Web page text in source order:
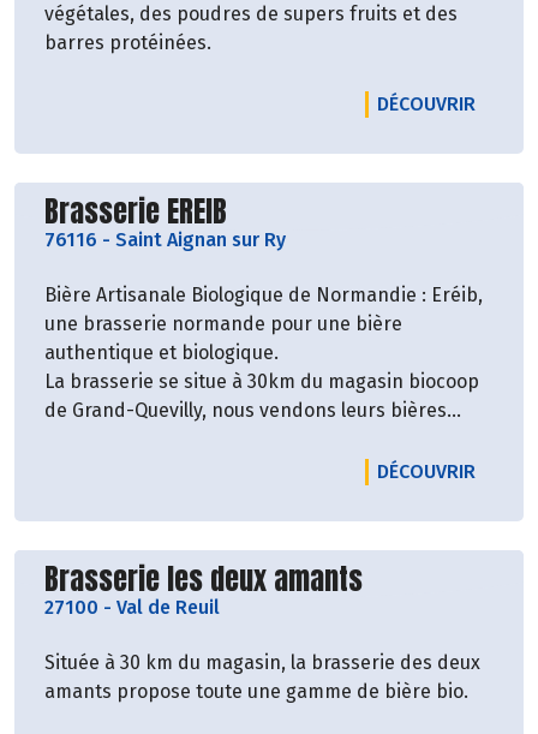
végétales, des poudres de supers fruits et des
barres protéinées.
DÉCOUVRIR
Découvrir le producteur
Brasserie EREIB
76116 - Saint Aignan sur Ry
Bière Artisanale Biologique de Normandie : Eréib,
une brasserie normande pour une bière
authentique et biologique.
La brasserie se situe à 30km du magasin biocoop
de Grand-Quevilly, nous vendons leurs bières
DÉCOUVRIR
Découvrir le producteur
Brasserie les deux amants
27100 - Val de Reuil
Située à 30 km du magasin, la brasserie des deux
amants propose toute une gamme de bière bio.